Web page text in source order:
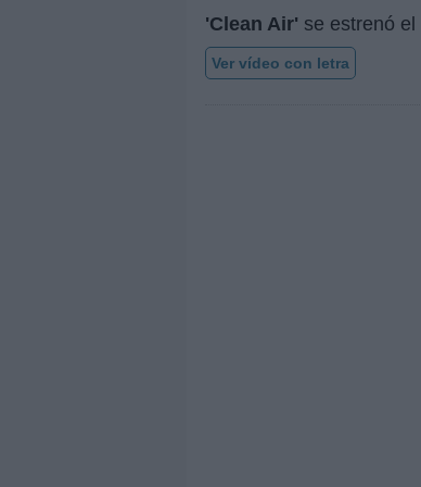
'Clean Air' se estrenó el
Ver vídeo con letra